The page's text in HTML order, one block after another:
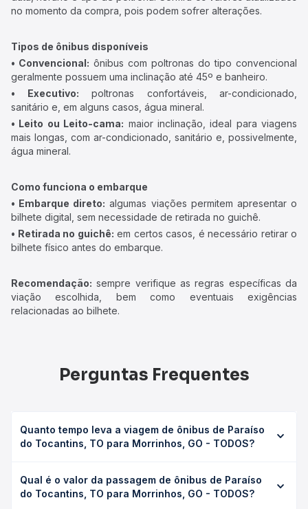
no momento da compra, pois podem sofrer alterações.
Tipos de ônibus disponíveis
• Convencional: ônibus com poltronas do tipo convencional
geralmente possuem uma inclinação até 45º e banheiro.
• Executivo: poltronas confortáveis, ar-condicionado,
sanitário e, em alguns casos, água mineral.
• Leito ou Leito-cama: maior inclinação, ideal para viagens
mais longas, com ar-condicionado, sanitário e, possivelmente,
água mineral.
Como funciona o embarque
• Embarque direto: algumas viações permitem apresentar o
bilhete digital, sem necessidade de retirada no guichê.
• Retirada no guichê: em certos casos, é necessário retirar o
bilhete físico antes do embarque.
Recomendação: sempre verifique as regras específicas da
viação escolhida, bem como eventuais exigências
relacionadas ao bilhete.
Perguntas Frequentes
Quanto tempo leva a viagem de ônibus de Paraíso
do Tocantins, TO para Morrinhos, GO - TODOS?
Morrinhos, GO - TODOS leva em média 0 horas, podendo
variar conforme a viação, o tipo de serviço (convencional,
Qual é o valor da passagem de ônibus de Paraíso
do Tocantins, TO para Morrinhos, GO - TODOS?